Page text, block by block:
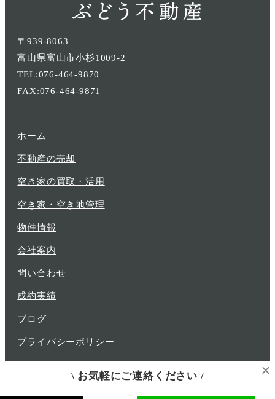
〒939-8063
富山県富山市小杉1009-2
TEL:076-464-9870
FAX:076-464-9871
ホーム
不動産の売却
空き家の買取・活用
空き家・空き地管理
物件情報
会社案内
問い合わせ
成約実績
ブログ
プライバシーポリシー
\ お気軽にご連絡ください / ×